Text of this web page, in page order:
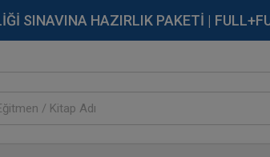
SINAVINA HAZIRLIK PAKETİ |